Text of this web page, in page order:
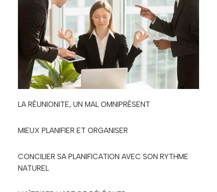
LA RÉUNIONITE, UN MAL OMNIPRÉSENT
MIEUX PLANIFIER ET ORGANISER
CONCILIER SA PLANIFICATION AVEC SON RYTHME
NATUREL